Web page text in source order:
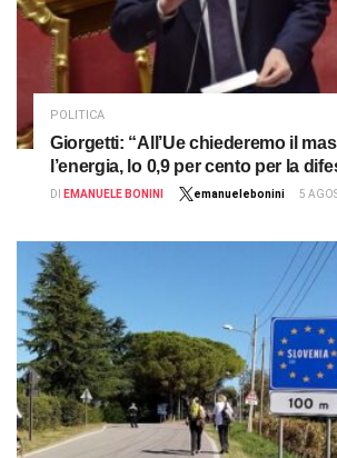
POLITICA
Giorgetti: “All’Ue chiederemo il
l’energia, lo 0,9 per cento per la
DI EMANUELE BONINI emanuelebonini 5